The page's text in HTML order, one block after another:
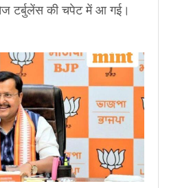
टर्बुलेंस की चपेट में आ गई।